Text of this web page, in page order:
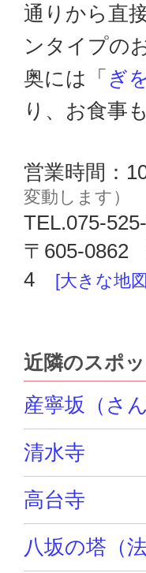
通りから直
ンタイプの
奥には「 ぎ
り、お食事
営業時間：
変動します）
TEL.075-
〒605-0862
4
[大きな地
近隣のスポッ
産寧坂（さ
清水寺
高台寺
八坂の塔（法